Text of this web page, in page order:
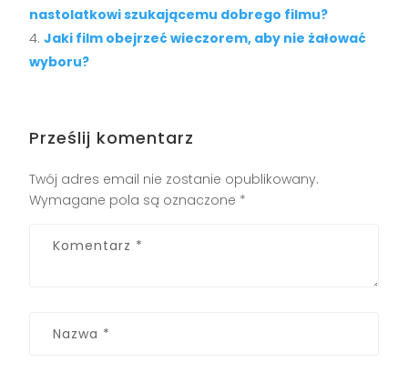
nastolatkowi szukającemu dobrego filmu?
Jaki film obejrzeć wieczorem, aby nie żałować
wyboru?
Prześlij komentarz
Twój adres email nie zostanie opublikowany.
Wymagane pola są oznaczone *